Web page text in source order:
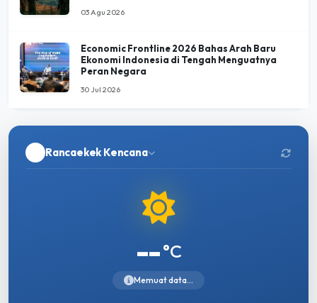
03 Agu 2026
Economic Frontline 2026 Bahas Arah Baru
Ekonomi Indonesia di Tengah Menguatnya
Peran Negara
30 Jul 2026
Rancaekek Kencana
--°C
Memuat data...